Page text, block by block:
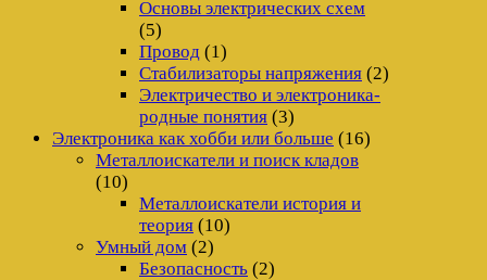
Основы электрических схем
(5)
Провод (1)
Стабилизаторы напряжения (2)
Электричество и электроника-
родные понятия (3)
Электроника как хобби или больше (16)
Металлоискатели и поиск кладов
(10)
Металлоискатели история и
теория (10)
Умный дом (2)
Безопасность (2)